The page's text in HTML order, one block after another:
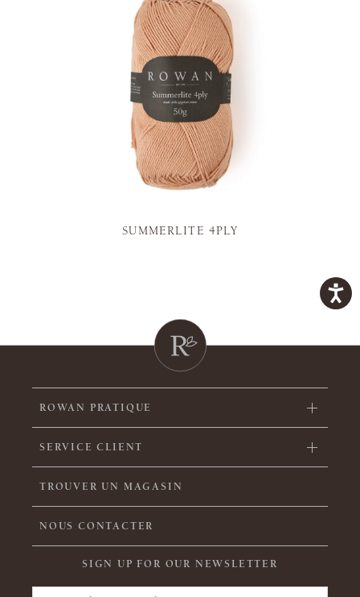
SUMMERLITE 4PLY
ROWAN PRATIQUE
SERVICE CLIENT
TROUVER UN MAGASIN
NOUS CONTACTER
SIGN UP FOR OUR NEWSLETTER